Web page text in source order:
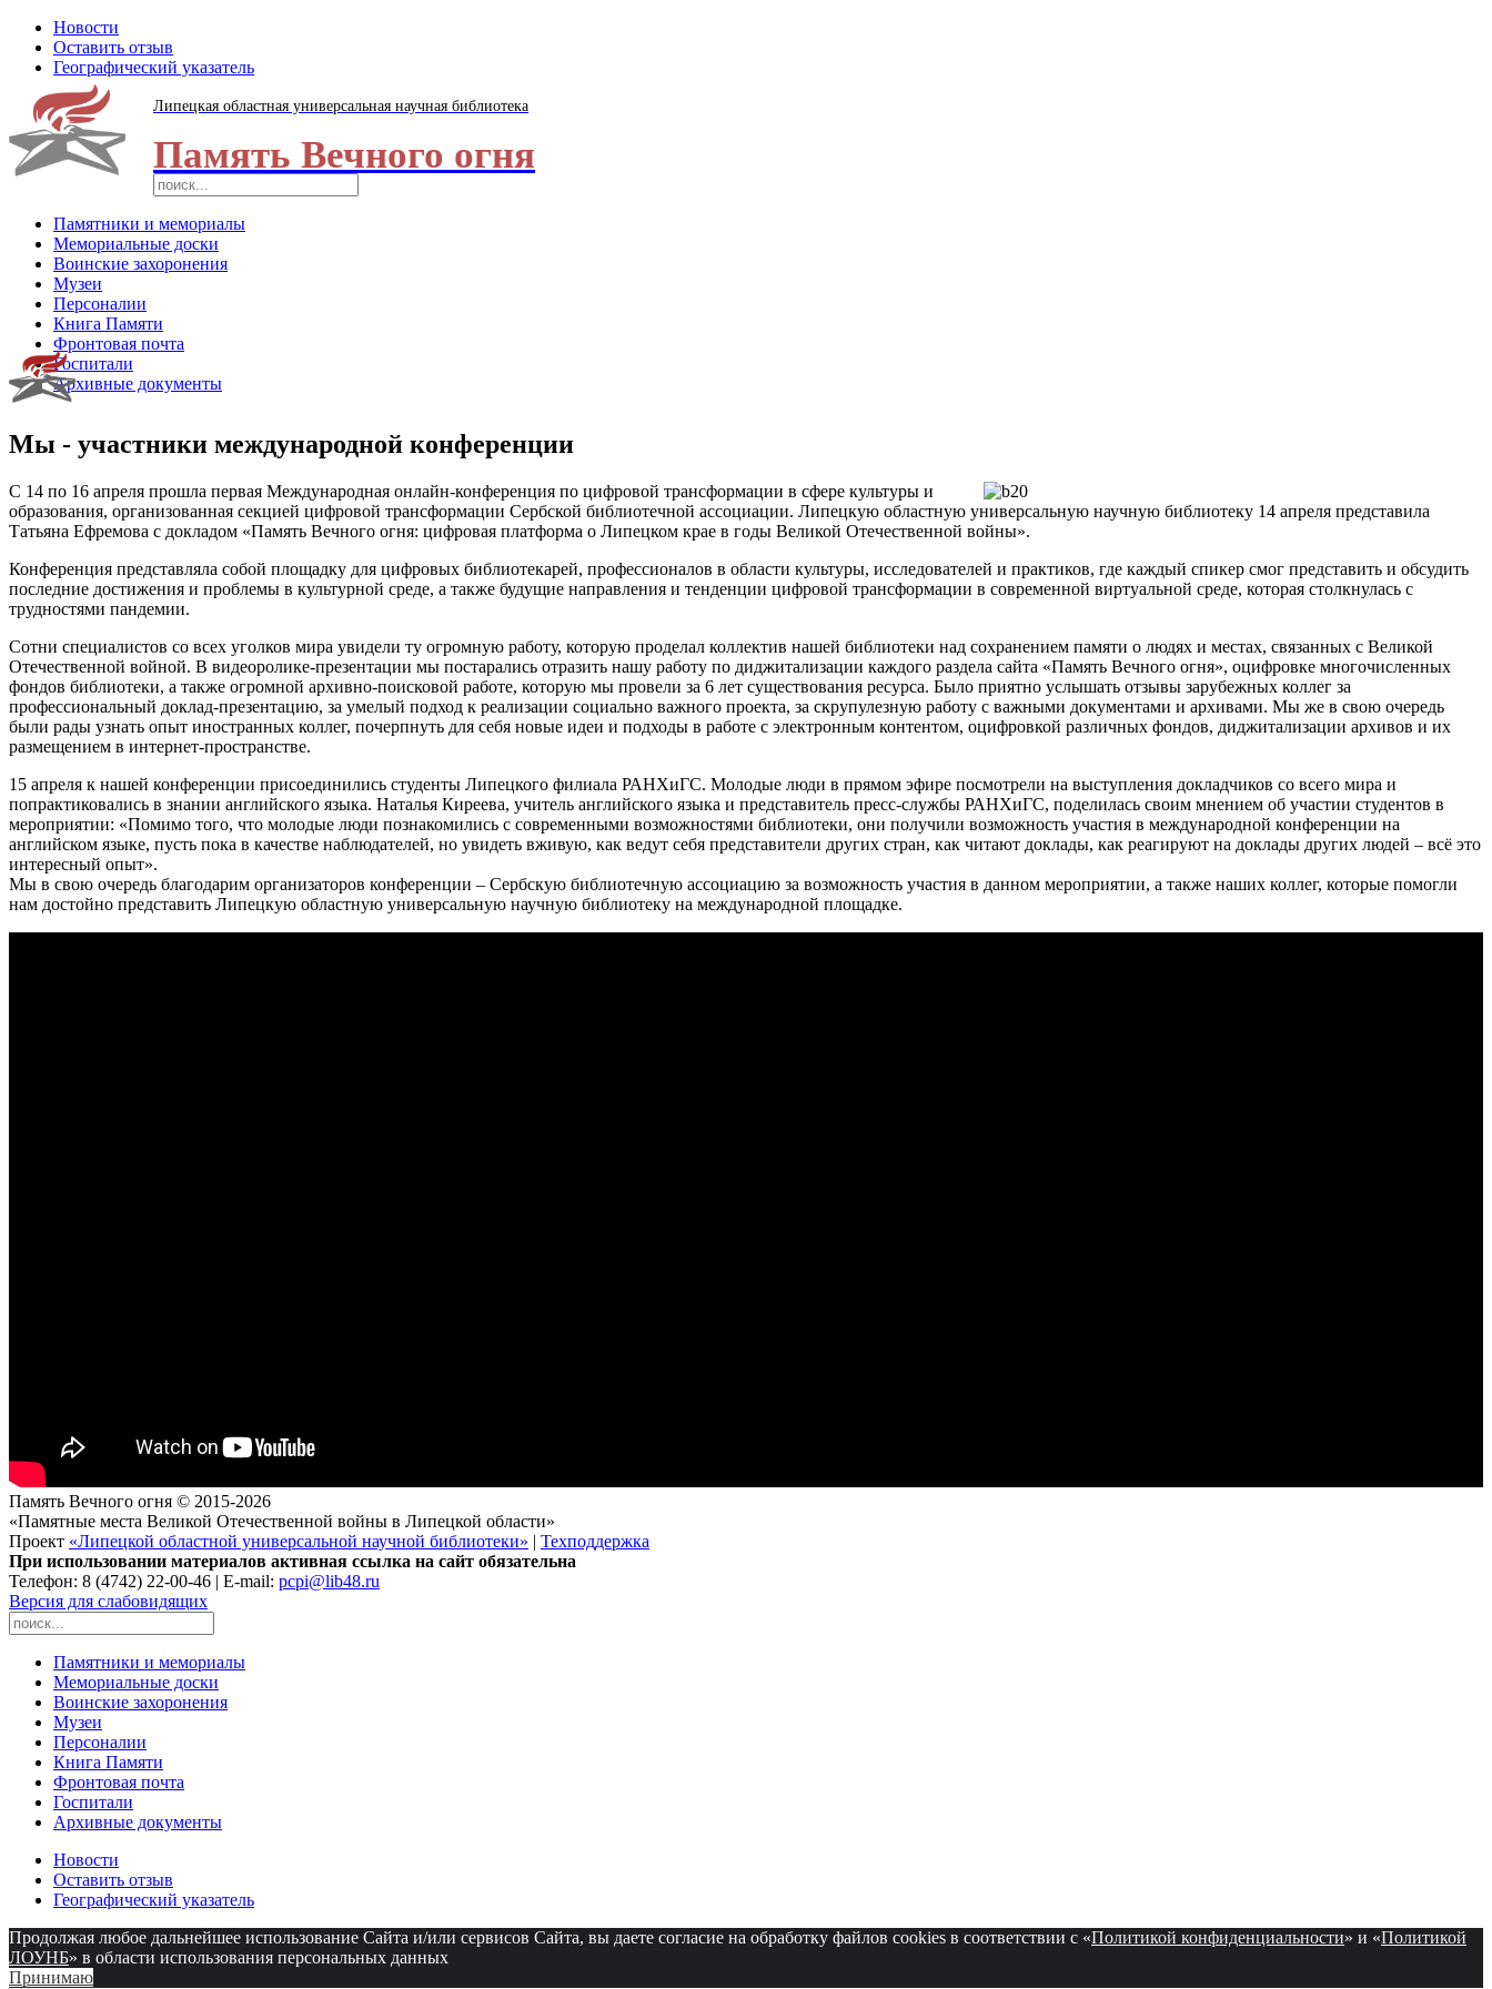
Новости
Оставить отзыв
Географический указатель
Липецкая областная универсальная научная библиотека
Память Вечного огня
Памятники и мемориалы
Мемориальные доски
Воинские захоронения
Музеи
Персоналии
Книга Памяти
Фронтовая почта
Госпитали
Архивные документы
Мы - участники международной конференции
С 14 по 16 апреля прошла первая Международная онлайн-конференция по цифровой трансформации в сфере культуры и
образования, организованная секцией цифровой трансформации Сербской библиотечной ассоциации. Липецкую областную универсальную научную библиотеку 14 апреля представила
Татьяна Ефремова с докладом «Память Вечного огня: цифровая платформа о Липецком крае в годы Великой Отечественной войны».
Конференция представляла собой площадку для цифровых библиотекарей, профессионалов в области культуры, исследователей и практиков, где каждый спикер смог представить и обсудить
последние достижения и проблемы в культурной среде, а также будущие направления и тенденции цифровой трансформации в современной виртуальной среде, которая столкнулась с
трудностями пандемии.
Сотни специалистов со всех уголков мира увидели ту огромную работу, которую проделал коллектив нашей библиотеки над сохранением памяти о людях и местах, связанных с Великой
Отечественной войной. В видеоролике-презентации мы постарались отразить нашу работу по диджитализации каждого раздела сайта «Память Вечного огня», оцифровке многочисленных
фондов библиотеки, а также огромной архивно-поисковой работе, которую мы провели за 6 лет существования ресурса. Было приятно услышать отзывы зарубежных коллег за
профессиональный доклад-презентацию, за умелый подход к реализации социально важного проекта, за скрупулезную работу с важными документами и архивами. Мы же в свою очередь
были рады узнать опыт иностранных коллег, почерпнуть для себя новые идеи и подходы в работе с электронным контентом, оцифровкой различных фондов, диджитализации архивов и их
размещением в интернет-пространстве.
15 апреля к нашей конференции присоединились студенты Липецкого филиала РАНХиГС. Молодые люди в прямом эфире посмотрели на выступления докладчиков со всего мира и
попрактиковались в знании английского языка. Наталья Киреева, учитель английского языка и представитель пресс-службы РАНХиГС, поделилась своим мнением об участии студентов в
мероприятии: «Помимо того, что молодые люди познакомились с современными возможностями библиотеки, они получили возможность участия в международной конференции на
английском языке, пусть пока в качестве наблюдателей, но увидеть вживую, как ведут себя представители других стран, как читают доклады, как реагируют на доклады других людей – всё это
интересный опыт».
Мы в свою очередь благодарим организаторов конференции – Сербскую библиотечную ассоциацию за возможность участия в данном мероприятии, а также наших коллег, которые помогли
нам достойно представить Липецкую областную универсальную научную библиотеку на международной площадке.
Память Вечного огня © 2015-2026
«Памятные места Великой Отечественной войны в Липецкой области»
Проект «Липецкой областной универсальной научной библиотеки» | Техподдержка
При использовании материалов активная ссылка на сайт обязательна
Телефон: 8 (4742) 22-00-46 | E-mail: pcpi@lib48.ru
Версия для слабовидящих
Памятники и мемориалы
Мемориальные доски
Воинские захоронения
Музеи
Персоналии
Книга Памяти
Фронтовая почта
Госпитали
Архивные документы
Новости
Оставить отзыв
Географический указатель
Продолжая любое дальнейшее использование Сайта и/или сервисов Сайта, вы даете согласие на обработку файлов cookies в соответствии с «Политикой конфиденциальности» и «Политикой
ЛОУНБ» в области использования персональных данных
Принимаю